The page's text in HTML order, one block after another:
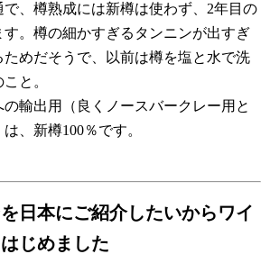
、樽熟成には新樽は使わず、2年目の
。樽の細かすぎるタンニンが出すぎ
めだそうで、以前は樽を塩と水で洗
と。
輸出用（良くノースバークレー用と
、新樽100％です。
日本にご紹介したいからワイ
じめました